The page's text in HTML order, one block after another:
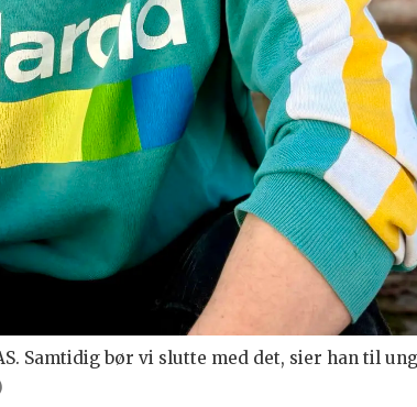
Samtidig bør vi slutte med det, sier han til